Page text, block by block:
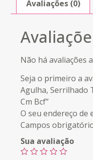
Avaliações (0)
Não há avaliações
Seja o primeiro a
Agulha, Serrilhado
Cm Bcf”
O seu endereço de
Campos
Sua avaliação